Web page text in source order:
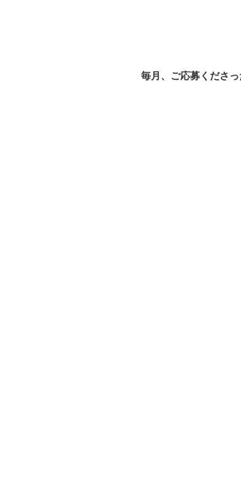
毎月、ご応募くださ